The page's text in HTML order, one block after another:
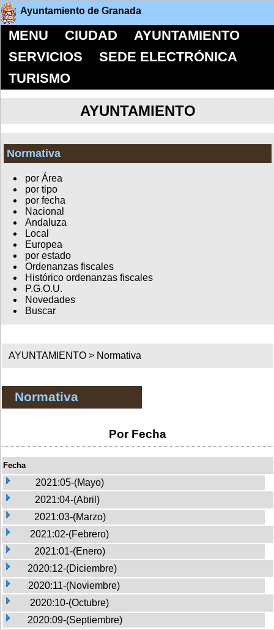
Ayuntamiento de Granada
MENU CIUDAD
AYUNTAMIENTO
SERVICIOS
SEDE ELECTRÓNICA
TURISMO
AYUNTAMIENTO
Normativa
por Área
por tipo
por fecha
Nacional
Andaluza
Local
Europea
por estado
Ordenanzas fiscales
Histórico ordenanzas fiscales
P.G.O.U.
Novedades
Buscar
AYUNTAMIENTO > Normativa
Normativa
Por Fecha
Fecha
2021:05-(Mayo)
2021:04-(Abril)
2021:03-(Marzo)
2021:02-(Febrero)
2021:01-(Enero)
2020:12-(Diciembre)
2020:11-(Noviembre)
2020:10-(Octubre)
2020:09-(Septiembre)